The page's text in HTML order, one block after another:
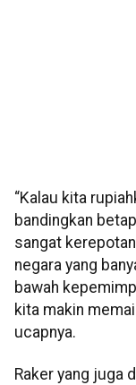
“Kalau kita
bandingkan
sangat
negara yang
bawah
kita makin
ucapnya.
Raker yang juga